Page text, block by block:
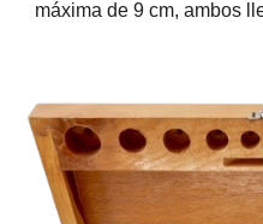
máxima de 9 cm, ambos